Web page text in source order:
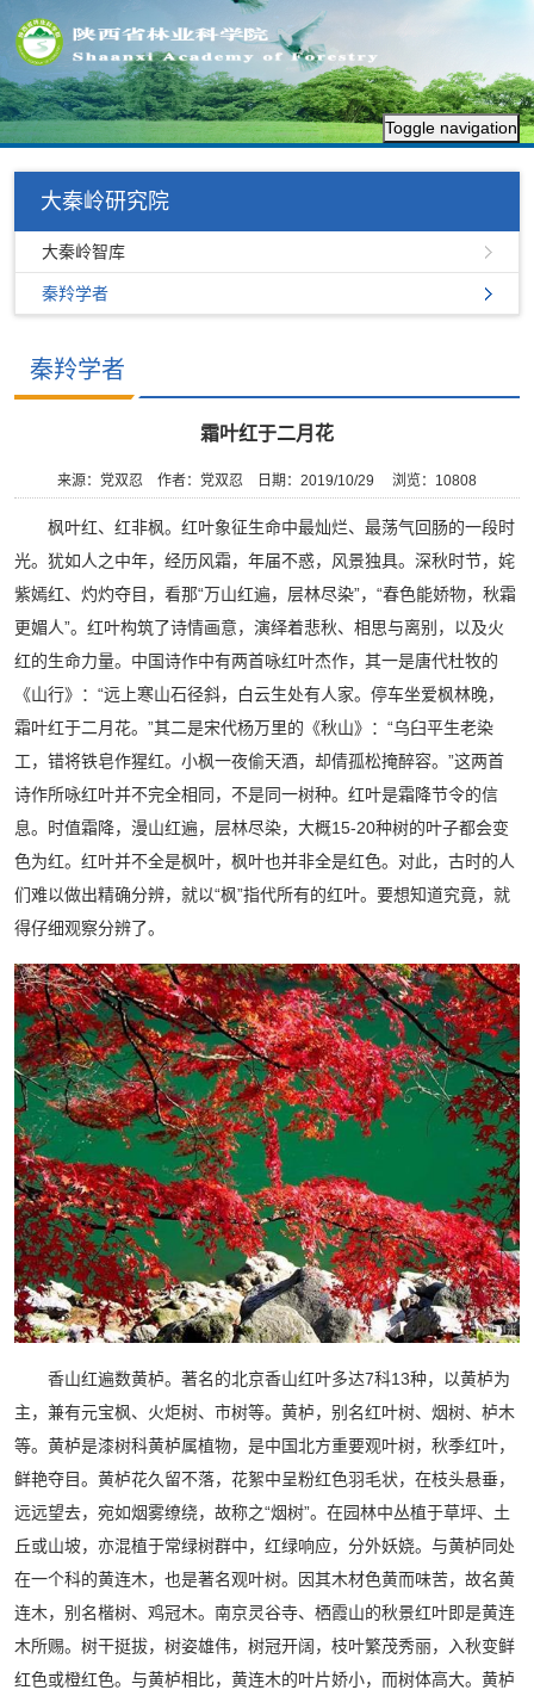
Toggle navigation
大秦岭研究院
大秦岭智库
秦羚学者
秦羚学者
霜叶红于二月花
来源：党双忍 作者：党双忍 日期：2019/10/29 浏览： 10808
枫叶红、红非枫。红叶象征生命中最灿烂、最荡气回肠的一段时
光。犹如人之中年，经历风霜，年届不惑，风景独具。深秋时节，姹
紫嫣红、灼灼夺目，看那“万山红遍，层林尽染”，“春色能娇物，秋霜
更媚人”。红叶构筑了诗情画意，演绎着悲秋、相思与离别，以及火
红的生命力量。中国诗作中有两首咏红叶杰作，其一是唐代杜牧的
《山行》：“远上寒山石径斜，白云生处有人家。停车坐爱枫林晚，
霜叶红于二月花。”其二是宋代杨万里的《秋山》：“乌臼平生老染
工，错将铁皂作猩红。小枫一夜偷天酒，却倩孤松掩醉容。”这两首
诗作所咏红叶并不完全相同，不是同一树种。红叶是霜降节令的信
息。时值霜降，漫山红遍，层林尽染，大概15-20种树的叶子都会变
色为红。红叶并不全是枫叶，枫叶也并非全是红色。对此，古时的人
们难以做出精确分辨，就以“枫”指代所有的红叶。要想知道究竟，就
得仔细观察分辨了。
香山红遍数黄栌。著名的北京香山红叶多达7科13种，以黄栌为
主，兼有元宝枫、火炬树、市树等。黄栌，别名红叶树、烟树、栌木
等。黄栌是漆树科黄栌属植物，是中国北方重要观叶树，秋季红叶，
鲜艳夺目。黄栌花久留不落，花絮中呈粉红色羽毛状，在枝头悬垂，
远远望去，宛如烟雾缭绕，故称之“烟树”。在园林中丛植于草坪、土
丘或山坡，亦混植于常绿树群中，红绿响应，分外妖娆。与黄栌同处
在一个科的黄连木，也是著名观叶树。因其木材色黄而味苦，故名黄
连木，别名楷树、鸡冠木。南京灵谷寺、栖霞山的秋景红叶即是黄连
木所赐。树干挺拔，树姿雄伟，树冠开阔，枝叶繁茂秀丽，入秋变鲜
红色或橙红色。与黄栌相比，黄连木的叶片娇小，而树体高大。黄栌